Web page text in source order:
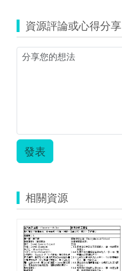
資源評論或心得分享
發表
相關資源